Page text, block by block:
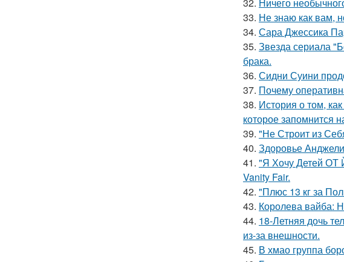
33. Не знаю как вам,
34. Сара Джессика
35. Звезда сериала
брака.
36. Сидни Суини
37. Почему
38. История о том,
которое запомнится
39. "Не Строит из
40. Здоровье
41. "Я Хочу Детей ОТ
Vanity Fair.
42. "Плюс 13 кг за
43. Королева вайба:
44. 18-Летняя дочь
из-за внешности.
45. В хмао группа